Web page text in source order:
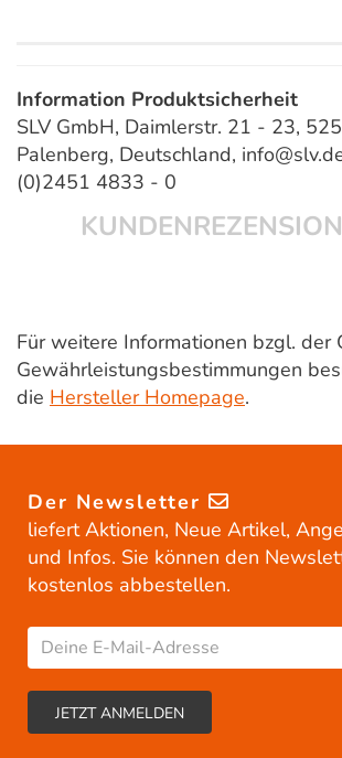
Information Produktsicherheit
SLV GmbH, Daimlerstr. 21 - 23,
Palenberg, Deutschland,
(0)2451 4833 - 0
Für weitere Informationen bzgl. der
Gewährleistungsbestimmungen
die Hersteller Homepage.
Der Newsletter
liefert Aktionen, Neue Artikel,
und Infos. Sie können den
kostenlos abbestellen.